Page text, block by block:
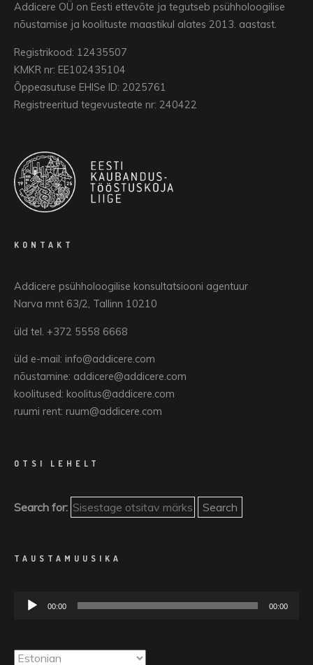
Addicere OÜ on Eesti ettevõte ja tegutseb psühholoogilise
nõustamise ja koolituste maastikul alates 2013. aastast.
Registrikood: 12435507
KMKR nr: EE102435104
Õppeasutuse EHISe ID: 2025761
Registreeritud tegevusteate nr: 240422
KONTAKT
Addicere psühholoogilise konsultatsiooni agentuur
Narva mnt 63/2, Tallinn 10210
üld tel. +372 5558 6668
üld e-mail: info@addicere.com
nõustamine: addicere@addicere.com
koolitused: koolitus@addicere.com
ruumi rent: ruum@addicere.com
OTSI LEHELT
Search for:
TAUSTAMUUSIKA
Audioesitaja
00:00 00:00